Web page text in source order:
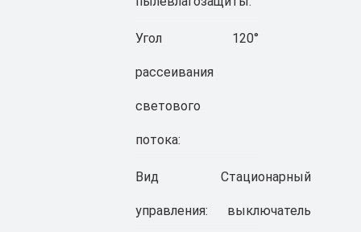
Угол
рассеивания
светового
потока:
120°
Вид
управления:
Стационарный
выключатель